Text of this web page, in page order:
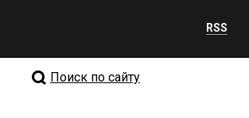
RSS
Поиск по сайту